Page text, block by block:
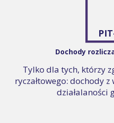
Dochody
Tylko dla tych, którzy
ryczałtowego: dochody
działalaności